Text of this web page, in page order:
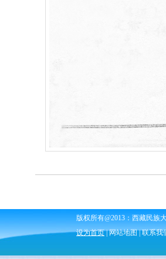
版权所有@2013：西
设为首页| 网站地图 | 联系我